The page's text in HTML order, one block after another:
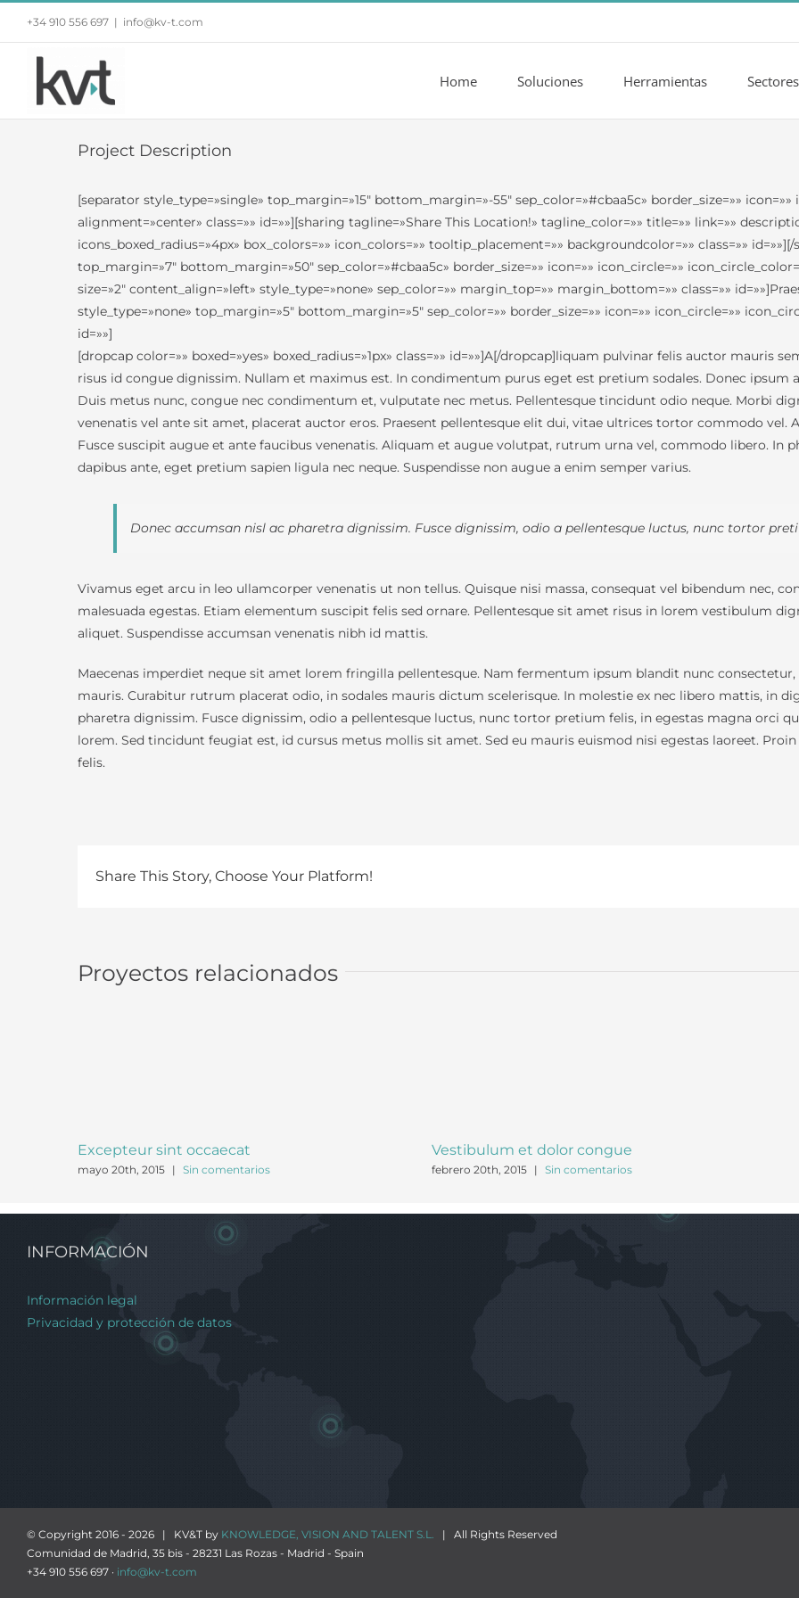
contenido
+34 910 556 697 | info@kv-t.com
Home Soluciones Herramientas Sectores
Project Description
[separator style_type=»single» top_margin=»15″ bottom_margin=»-55″ sep_color=»#cbaa5c» border_size=»»
alignment=»center» class=»» id=»»][sharing tagline=»Share This Location!» tagline_color=»» title=»» link=»»
icons_boxed_radius=»4px» box_colors=»» icon_colors=»» tooltip_placement=»» backgroundcolor=»» class=»»
top_margin=»7″ bottom_margin=»50″ sep_color=»#cbaa5c» border_size=»» icon=»» icon_circle=»»
size=»2″ content_align=»left» style_type=»none» sep_color=»» margin_top=»» margin_bottom=»» class=»»
style_type=»none» top_margin=»5″ bottom_margin=»5″ sep_color=»» border_size=»» icon=»» icon_circle=»»
id=»»]
[dropcap color=»» boxed=»yes» boxed_radius=»1px» class=»» id=»»]A[/dropcap]liquam pulvinar felis auctor mauris
risus id congue dignissim. Nullam et maximus est. In condimentum purus eget est pretium sodales. Donec ipsum
Duis metus nunc, congue nec condimentum et, vulputate nec metus. Pellentesque tincidunt odio neque. Morbi
venenatis vel ante sit amet, placerat auctor eros. Praesent pellentesque elit dui, vitae ultrices tortor commodo vel.
Fusce suscipit augue et ante faucibus venenatis. Aliquam et augue volutpat, rutrum urna vel, commodo libero. In
dapibus ante, eget pretium sapien ligula nec neque. Suspendisse non augue a enim semper varius.
Donec accumsan nisl ac pharetra dignissim. Fusce dignissim, odio a pellentesque luctus, nunc tortor
Vivamus eget arcu in leo ullamcorper venenatis ut non tellus. Quisque nisi massa, consequat vel bibendum nec,
malesuada egestas. Etiam elementum suscipit felis sed ornare. Pellentesque sit amet risus in lorem vestibulum
aliquet. Suspendisse accumsan venenatis nibh id mattis.
Maecenas imperdiet neque sit amet lorem fringilla pellentesque. Nam fermentum ipsum blandit nunc
mauris. Curabitur rutrum placerat odio, in sodales mauris dictum scelerisque. In molestie ex nec libero mattis, in
pharetra dignissim. Fusce dignissim, odio a pellentesque luctus, nunc tortor pretium felis, in egestas magna orci
lorem. Sed tincidunt feugiat est, id cursus metus mollis sit amet. Sed eu mauris euismod nisi egestas laoreet.
felis.
Share This Story, Choose Your Platform!
Proyectos relacionados
Excepteur sint occaecat
mayo 20th, 2015 | Sin comentarios
Vestibulum et dolor congue
febrero 20th, 2015 | Sin comentarios
INFORMACIÓN
Información legal
Privacidad y protección de datos
© Copyright 2016 - 2026 | KV&T by KNOWLEDGE, VISION AND TALENT S.L. | All Rights Reserved
Comunidad de Madrid, 35 bis - 28231 Las Rozas - Madrid - Spain
+34 910 556 697 · info@kv-t.com